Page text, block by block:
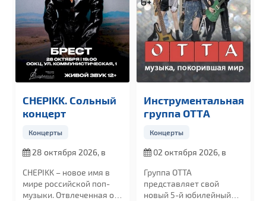
CHEPIKK. Сольный
концерт
Концерты
28 октября 2026, в
CHEPIKK – новое имя в
мире российской поп-
музыки. Отвлеченная от
Инструментальная
группа OTTА
Концерты
02 октября 2026, в
Группа ОТТА
представляет свой
новый 5-й юбилейный